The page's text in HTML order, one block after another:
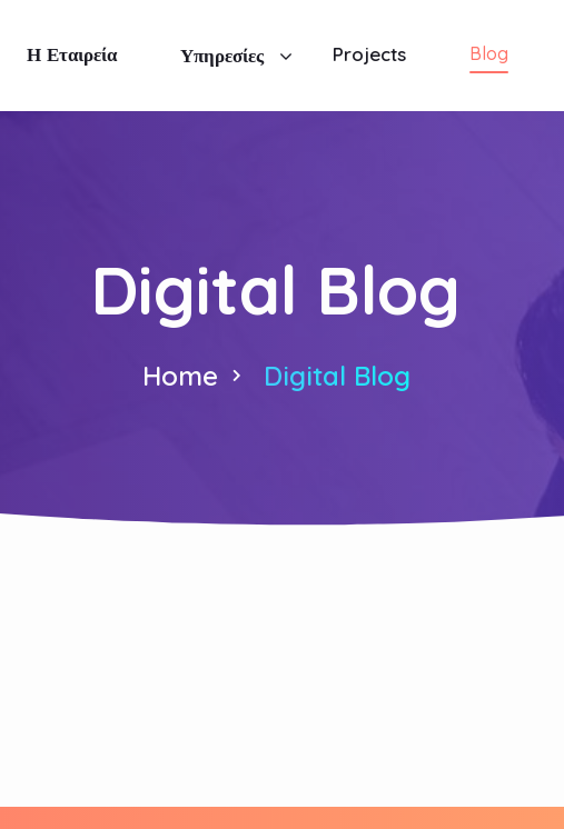
Η Εταιρεία Υπηρεσίες Projects Blog
Digital Blog
Home Digital Blog